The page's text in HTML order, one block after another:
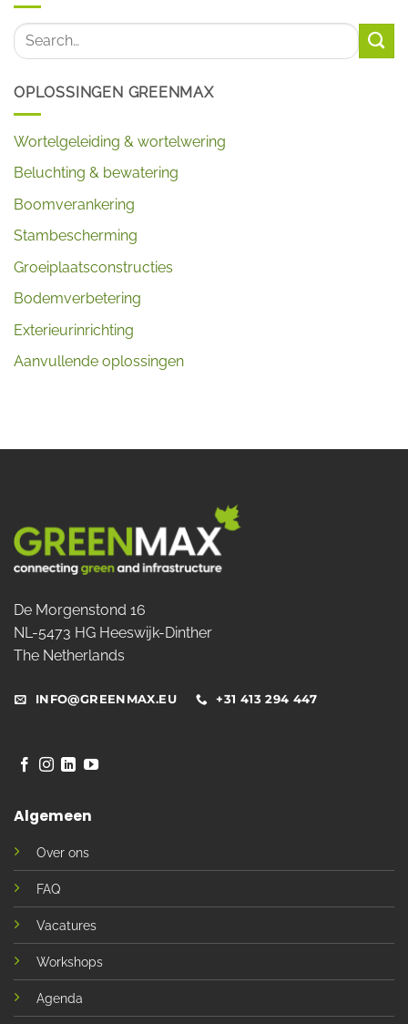
OPLOSSINGEN GREENMAX
Wortelgeleiding & wortelwering
Beluchting & bewatering
Boomverankering
Stambescherming
Groeiplaatsconstructies
Bodemverbetering
Exterieurinrichting
Aanvullende oplossingen
De Morgenstond 16
NL-5473 HG Heeswijk-Dinther
The Netherlands
INFO@GREENMAX.EU +31 413 294 447
Algemeen
Over ons
FAQ
Vacatures
Workshops
Agenda